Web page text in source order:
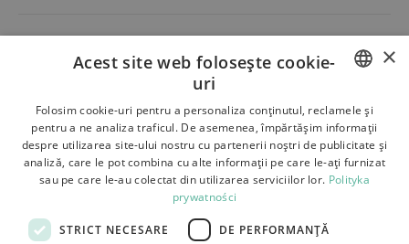
Retururi si reclamatii
Contact
POLISH
BULGARIAN
CZECH
SPANISH
×
Acest site web folosește cookie-
uri
Folosim cookie-uri pentru a personaliza conținutul, reclamele și
pentru a ne analiza traficul. De asemenea, împărtășim informații
despre utilizarea site-ului nostru cu partenerii noștri de publicitate și
analiză, care le pot combina cu alte informații pe care le-ați furnizat
sau pe care le-au colectat din utilizarea serviciilor lor. Polityka
prywatności
STRICT NECESARE DE PERFORMANȚĂ